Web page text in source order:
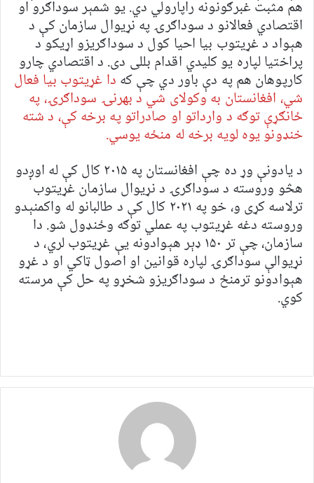
هم مثبت غبرګونونه راپارولي دي. یو شمېر سوداګرو او
اقتصادي فعالانو د سوداګرۍ په نړیوال سازمان کې د
هېواد د غړیتوب بیا احیا کول د سوداګریزو اړیکو د
پراختیا لپاره یو کلیدي اقدام بللی دی. د اقتصادي چارو
کارپوهان هم په دې باور دي چې که دا غړیتوب بیا فعال
شي، افغانستان به وکولای شي د بهرنۍ سوداګرۍ، په
ځانګړې توګه د وارداتو او صادراتو په برخه کې، د شته
خنډونو یوه لویه برخه له منځه یوسي.
د یادونې وړ ده چې افغانستان په ۲۰۱۵ کال کې له اوږدو
هڅو وروسته د سوداګرۍ د نړیوال سازمان غړیتوب
ترلاسه کړی و، خو په ۲۰۲۱ کال کې د طالبانو له واکمنېدو
وروسته دغه غړیتوب په عملي توګه وځنډول شو. دا
سازمان، چې تر ۱۵۰ ډېر هېوادونه یې غړیتوب لري، د
نړیوالې سوداګرۍ لپاره قوانین او اصول ټاکي او د غړو
هېوادونو ترمنځ د سوداګریزو شخړو په حل کې مرسته
کوي.